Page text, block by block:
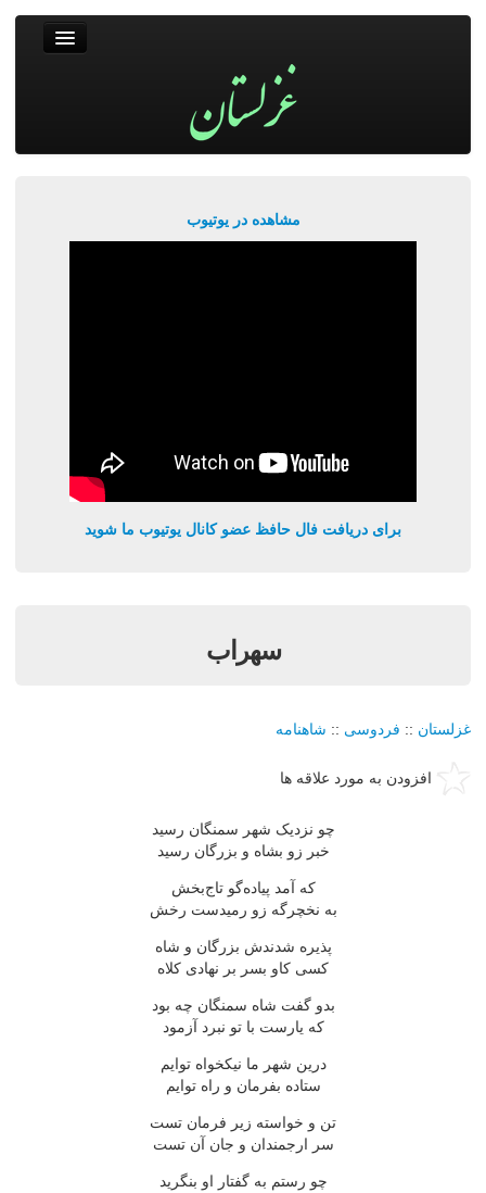
مشاهده در یوتیوب
برای دریافت فال حافظ عضو کانال یوتیوب ما شوید
سهراب
غزلستان :: فردوسی :: شاهنامه
افزودن به مورد علاقه ها
چو نزدیک شهر سمنگان رسید
خبر زو بشاه و بزرگان رسید
که آمد پیاده‌گو تاج‌بخش
به نخچرگه زو رمیدست رخش
پذیره شدندش بزرگان و شاه
کسی کاو بسر بر نهادی کلاه
بدو گفت شاه سمنگان چه بود
که یارست با تو نبرد آزمود
درین شهر ما نیکخواه توایم
ستاده بفرمان و راه توایم
تن و خواسته زیر فرمان تست
سر ارجمندان و جان آن تست
چو رستم به گفتار او بنگرید